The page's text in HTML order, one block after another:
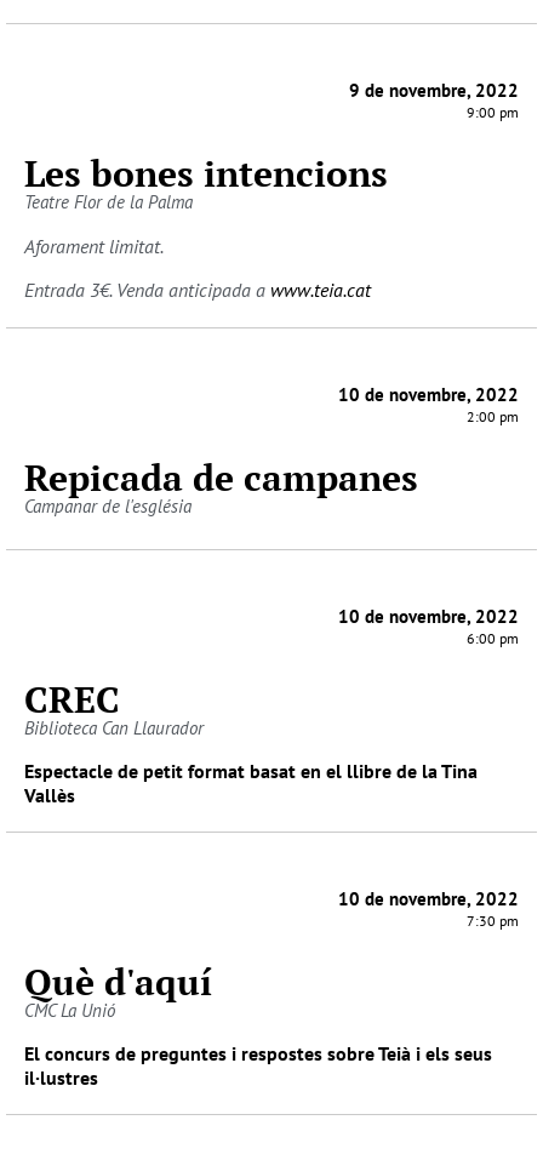
9 de novembre, 2022
9:00 pm
Les bones intencions
Teatre Flor de la Palma
Aforament limitat.
Entrada 3€. Venda anticipada a www.teia.cat
10 de novembre, 2022
2:00 pm
Repicada de campanes
Campanar de l'església
10 de novembre, 2022
6:00 pm
CREC
Biblioteca Can Llaurador
Espectacle de petit format basat en el llibre de la Tina
Vallès
10 de novembre, 2022
7:30 pm
Què d'aquí
CMC La Unió
El concurs de preguntes i respostes sobre Teià i els seus
il·lustres